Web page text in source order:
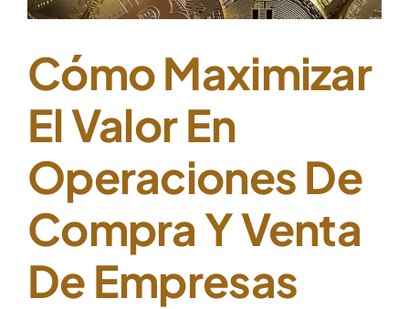
Cómo Maximizar
El Valor En
Operaciones De
Compra Y Venta
De Empresas